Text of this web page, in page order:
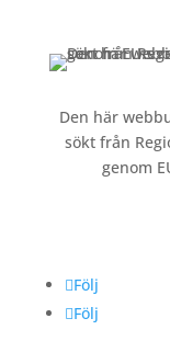
Den här
sökt från
genom
Följ
Följ